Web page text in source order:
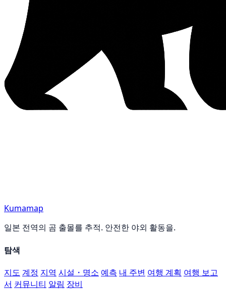
Kumamap
일본 전역의 곰 출몰를 추적. 안전한 야외 활동을.
탐색
지도 계정 지역 시설・명소 예측 내 주변 여행 계획 여행 보고
서 커뮤니티 알림 장비